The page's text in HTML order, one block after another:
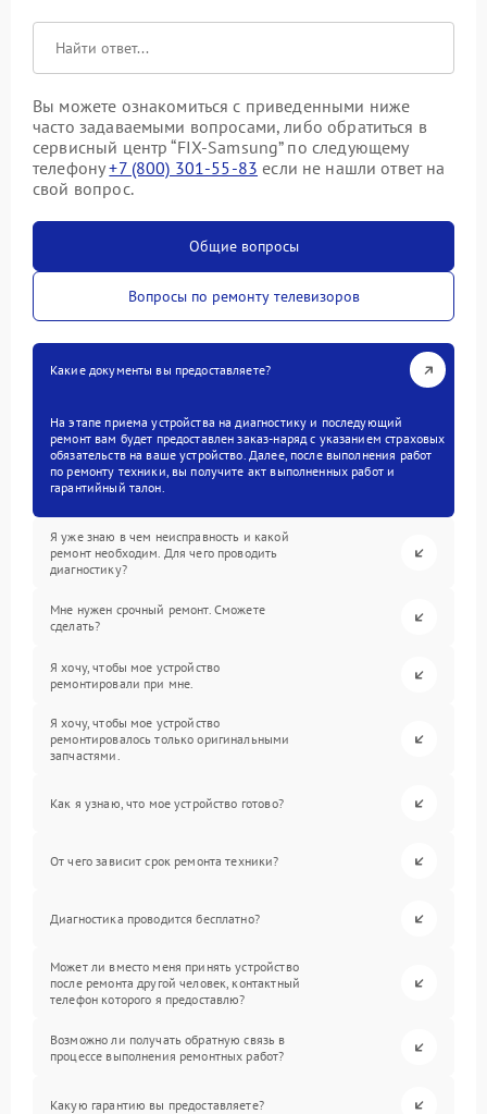
Вы можете ознакомиться с приведенными ниже
часто задаваемыми вопросами, либо обратиться в
сервисный центр “FIX-Samsung” по следующему
телефону+7 (800) 301-55-83 если не нашли ответ на
свой вопрос.
Общие вопросы
Вопросы по ремонту телевизоров
Какие документы вы предоставляете?
На этапе приема устройства на диагностику и последующий
ремонт вам будет предоставлен заказ-наряд с указанием страховых
обязательств на ваше устройство. Далее, после выполнения работ
по ремонту техники, вы получите акт выполненных работ и
гарантийный талон.
Я уже знаю в чем неисправность и какой
ремонт необходим. Для чего проводить
диагностику?
Мне нужен срочный ремонт. Сможете
сделать?
Я хочу, чтобы мое устройство
ремонтировали при мне.
Я хочу, чтобы мое устройство
ремонтировалось только оригинальными
запчастями.
Как я узнаю, что мое устройство готово?
От чего зависит срок ремонта техники?
Диагностика проводится бесплатно?
Может ли вместо меня принять устройство
после ремонта другой человек, контактный
телефон которого я предоставлю?
Возможно ли получать обратную связь в
процессе выполнения ремонтных работ?
Какую гарантию вы предоставляете?